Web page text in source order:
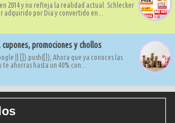
2014 y no refleja la realidad actual. Schlecker
por Dia y convertido en...
promociones y chollos
|| []).push({}); Ahora que ya conoces las
ahorras hasta un 40% con...